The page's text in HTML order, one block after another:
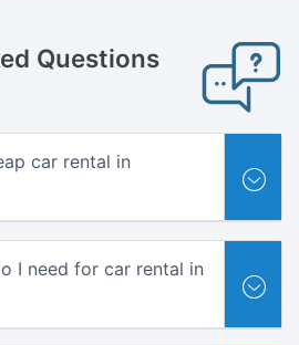
Questions
car rental in
I need for car rental in